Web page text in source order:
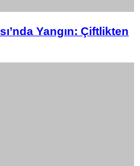
Yangın: Çiftlikten